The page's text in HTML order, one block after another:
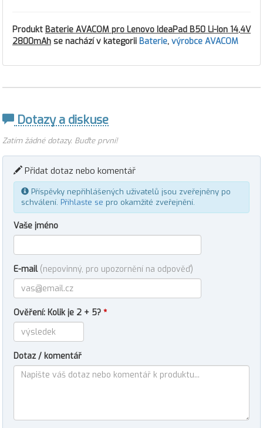
Produkt Baterie AVACOM pro Lenovo IdeaPad B50 Li-Ion 14,4V
2800mAh se nachází v kategorii Baterie, výrobce AVACOM
Dotazy a diskuse
Zatím žádné dotazy. Buďte první!
Přidat dotaz nebo komentář
Příspěvky nepřihlášených uživatelů jsou zveřejněny po
schválení. Přihlaste se pro okamžité zveřejnění.
Vaše jméno
E-mail (nepovinný, pro upozornění na odpověď)
Ověření: Kolik je 2 + 5? *
Dotaz / komentář